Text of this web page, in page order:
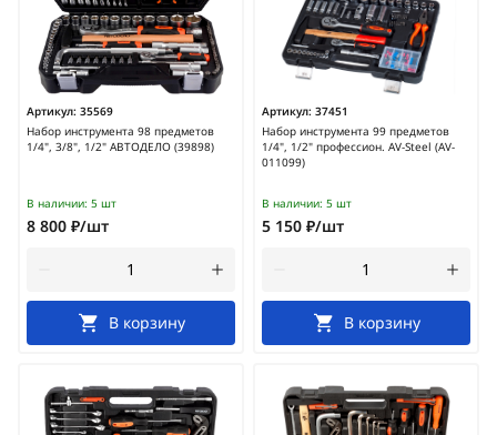
Артикул: 35569
Набор инструмента 98 предметов
1/4", 3/8", 1/2" АВТОДЕЛО (39898)
В наличии: 5 шт
8 800 ₽/шт
В корзину
Артикул: 37451
Набор инструмента 99 предметов
1/4", 1/2" профессион. AV-Steel (AV-
011099)
В наличии: 5 шт
5 150 ₽/шт
В корзину